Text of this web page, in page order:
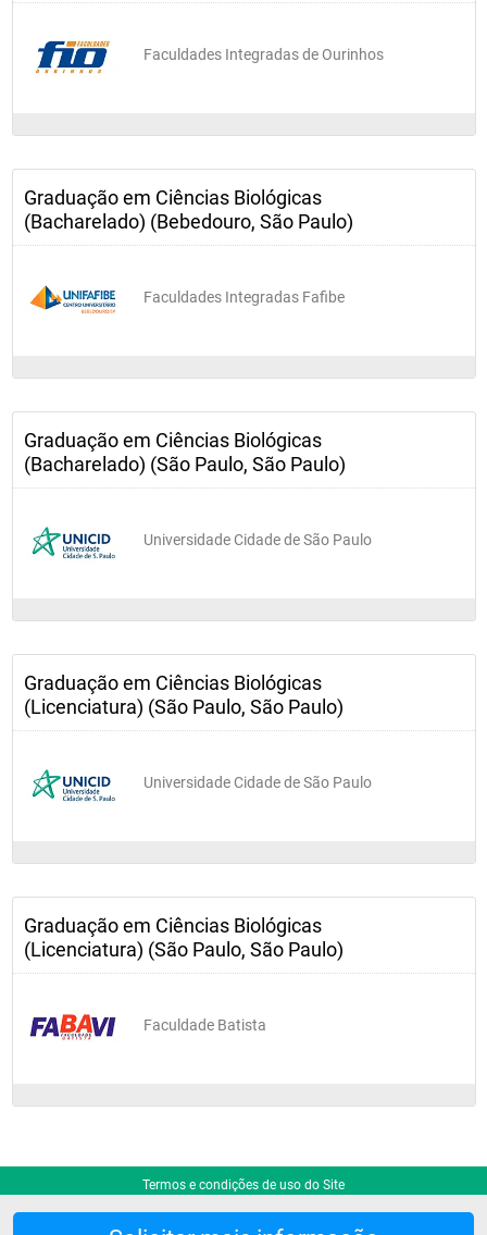
Faculdades Integradas de Ourinhos
Graduação em Ciências Biológicas
(Bacharelado) (Bebedouro, São Paulo)
Faculdades Integradas Fafibe
Graduação em Ciências Biológicas
(Bacharelado) (São Paulo, São Paulo)
Universidade Cidade de São Paulo
Graduação em Ciências Biológicas
(Licenciatura) (São Paulo, São Paulo)
Universidade Cidade de São Paulo
Graduação em Ciências Biológicas
(Licenciatura) (São Paulo, São Paulo)
Faculdade Batista
Termos e condições de uso do Site